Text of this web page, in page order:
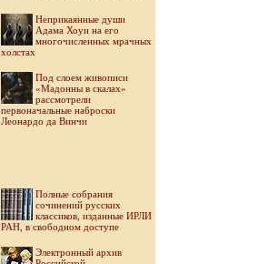
Неприкаянные души
Адама Хоуи на его
многочисленных мрачных
холстах
Под слоем живописи
«Мадонны в скалах»
рассмотрели
первоначальные наброски
Леонардо да Винчи
Полные собрания
сочинений русских
классиков, изданные ИРЛИ
РАН, в свободном доступе
Электронный архив